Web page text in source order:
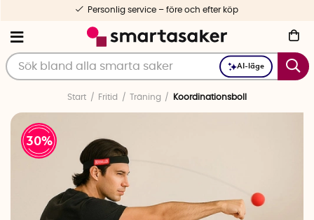
AI-läge
Personlig service – före och efter köp
Start Fritid Träning Koordinationsboll
30